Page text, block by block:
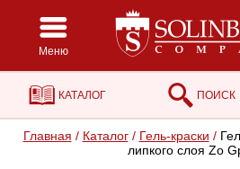
Меню
КАТАЛОГ ПОИСК
Главная / Каталог / Гель-краски /
липкого слоя Zo